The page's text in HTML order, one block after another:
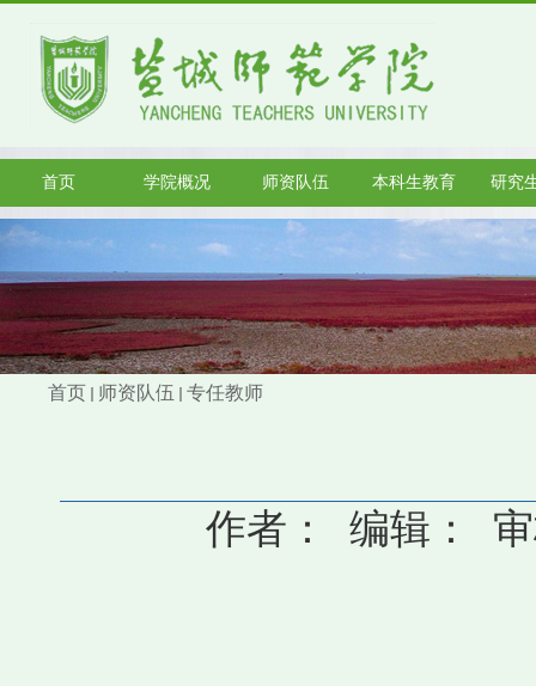
首页 学院概况 师资队伍 本科生教育 研究
首页 师资队伍 专任教师
作者： 编辑：